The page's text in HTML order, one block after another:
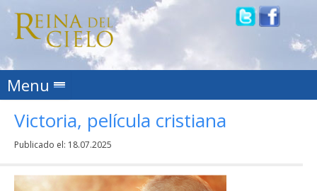
Menu Skip to content
Victoria, película cristiana
Publicado el: 18.07.2025